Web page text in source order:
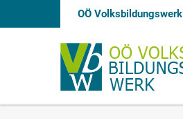
OÖ Volksbildungswerk